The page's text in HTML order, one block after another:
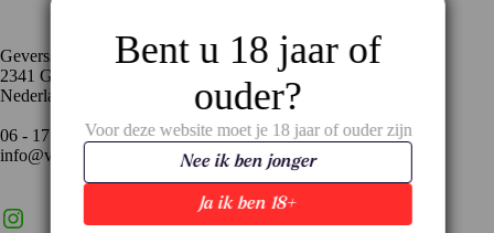
Geversstraat 35
2341 GA Oegstgeest
Nederland
06 - 17 59 02 94
info@vinopronto.nl
InstagramLinkedIn
Bent u 18 jaar of
ouder?
Voor deze website moet je 18 jaar of ouder zijn
Ja ik ben 18+
Nee ik ben jonger